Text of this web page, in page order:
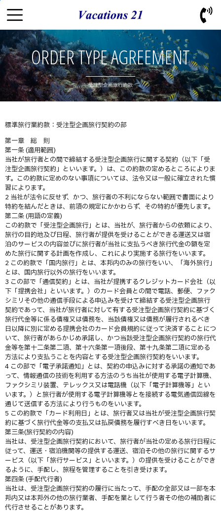
ORDER TYPE AGREEMENT
受注型企画旅行約款
標準旅行業約款：受注型企画旅行契約の部
第一章 総 則
第一条 (適用範囲)
当社が旅行者との間で締結する受注型企画旅行に関する契約（以下「受
注型企画旅行契約」といいます。）は、この約款の定めるところによりま
す。この約款に定めのない事項については、法令又は一般に確立された慣
習によります。
2 当社が法令に反せず、かつ、旅行者の不利にならない範囲で書面により
特約を結んだときは、前項の規定にかかわらず、その特約が優先します。
第二条 (用語の定義)
この約款で「受注型企画旅行」とは、当社が、旅行者からの依頼により、
旅行の目的地及び日程、旅行者が提供を受けることができる運送又は宿
泊のサービスの内容並びに旅行者が当社に支払うべき旅行代金の額を定
めた旅行に関する計画を作成し、これにより実施する旅行をいいます。
2 この約款で「国内旅行」とは、本邦内のみの旅行をいい、「海外旅行」
とは、国内旅行以外の旅行をいいます。
3 この部で「通信契約」とは、当社が提携するクレジットカード会社（以
下「提携会社」といいます。）のカード会員との間で電話、郵便、ファク
シミリその他の通信手段による申込みを受けて締結する受注型企画旅行
契約であって、当社が旅行者に対して有する受注型企画旅行契約に基づく
旅行代金等に係る債権又は債務を、当該債権又は債務が履行されるべき
日以降に別に定める提携会社のカード会員規約に従って決済することにつ
いて、旅行者があらかじめ承諾し、かつ当該受注型企画旅行契約の旅行代
金等を第十二条第二項、第十六条第一項後段、第十九条第二項に定める
方法により支払うことを内容とする受注型企画旅行契約をいいます。
4 この部で「電子承諾通知」とは、契約の申込みに対する承諾の通知であ
って、情報通信の技術を利用する方法のうち当社が使用する電子計算機、
ファクシミリ装置、テレックス又は電話機（以下「電子計算機等」とい
います。）と旅行者が使用する電子計算機等とを接続する電気通信回線を
通じて送信する方法により行うものをいいます。
5 この約款で「カード利用日」とは、旅行者又は当社が受注型企画旅行契
約に基づく旅行代金等の支払又は払戻債務を履行すべき日をいいます。
第三条(旅行契約の内容)
当社は、受注型企画旅行契約において、旅行者が当社の定める旅行日程に
従って、運送・宿泊機関等の提供する運送、宿泊その他の旅行に関するサ
ービス（以下「旅行サービス」といいます。）の提供を受けることができ
るように、手配し、旅程を管理することを引き受けます。
第四条 (手配代行者)
当社は、受注型企画旅行契約の履行に当たって、手配の全部又は一部を本
邦内又は本邦外の他の旅行業者、手配を業として行う者その他の補助者に
代行させることがあります。